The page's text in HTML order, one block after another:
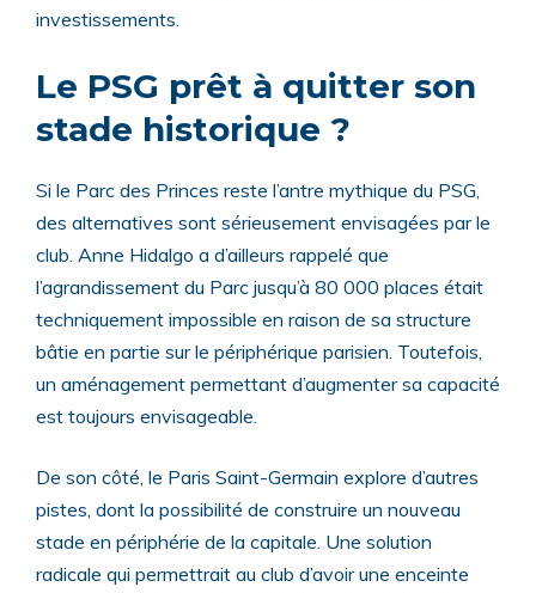
investissements.
Le PSG prêt à quitter son
stade historique ?
Si le Parc des Princes reste l’antre mythique du PSG,
des alternatives sont sérieusement envisagées par le
club. Anne Hidalgo a d’ailleurs rappelé que
l’agrandissement du Parc jusqu’à 80 000 places était
techniquement impossible en raison de sa structure
bâtie en partie sur le périphérique parisien. Toutefois,
un aménagement permettant d’augmenter sa capacité
est toujours envisageable.
De son côté, le Paris Saint-Germain explore d’autres
pistes, dont la possibilité de construire un nouveau
stade en périphérie de la capitale. Une solution
radicale qui permettrait au club d’avoir une enceinte